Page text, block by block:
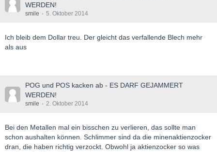
WERDEN!
smile 5. Oktober 2014
Ich bleib dem Dollar treu. Der gleicht das verfallende Blech mehr
als aus
POG und POS kacken ab - ES DARF GEJAMMERT
WERDEN!
smile 2. Oktober 2014
Bei den Metallen mal ein bisschen zu verlieren, das sollte man
schon aushalten können. Schlimmer sind da die minenaktienzocker
dran, die haben richtig verzockt. Obwohl ja aktienzocker so was